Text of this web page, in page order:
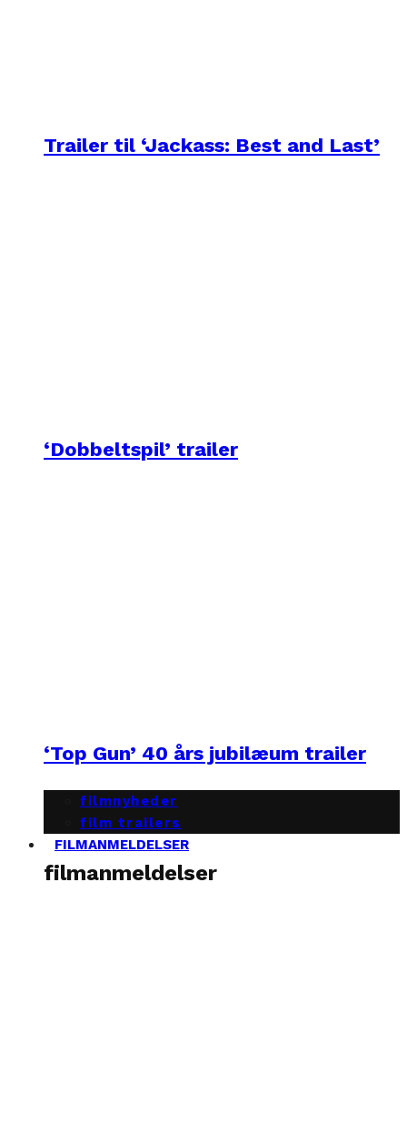
Trailer til ‘Jackass: Best and Last’
‘Dobbeltspil’ trailer
‘Top Gun’ 40 års jubilæum trailer
filmnyheder
film trailers
FILMANMELDELSER
filmanmeldelser